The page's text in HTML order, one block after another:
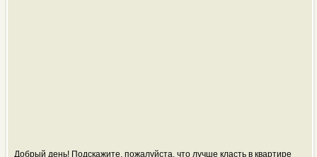
Добрый день! Подскажите, пожалуйста, что лучше класть в квартире